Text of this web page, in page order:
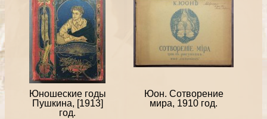
Юношеские годы
Пушкина, [1913]
год.
Юон. Сотворение
мира, 1910 год.